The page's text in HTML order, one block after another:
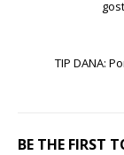
TIP DANA:
BE THE FIRST